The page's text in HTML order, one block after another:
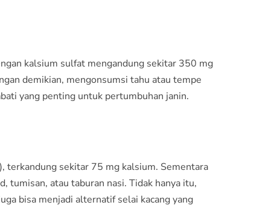
kalsium sulfat mengandung sekitar 350 mg
demikian, mengonsumsi tahu atau tempe
yang penting untuk pertumbuhan janin.
terkandung sekitar 75 mg kalsium. Sementara
tumisan, atau taburan nasi. Tidak hanya itu,
bisa menjadi alternatif selai kacang yang